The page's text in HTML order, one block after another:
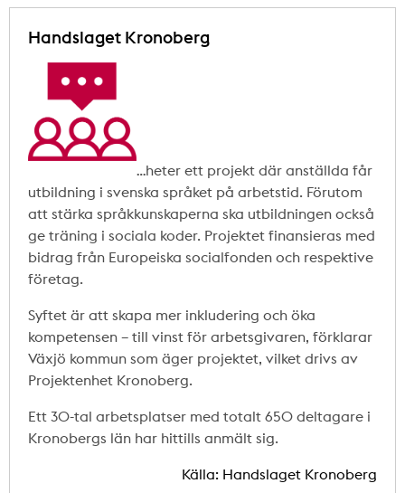
Handslaget Kronoberg
…heter ett projekt där anställda får
utbildning i svenska språket på arbetstid. Förutom
att stärka språkkunskaperna ska utbildningen också
ge träning i sociala koder. Projektet finansieras med
bidrag från Europeiska socialfonden och respektive
företag.
Syftet är att skapa mer inkludering och öka
kompetensen – till vinst för arbetsgivaren, förklarar
Växjö kommun som äger projektet, vilket drivs av
Projektenhet Kronoberg.
Ett 30-tal arbetsplatser med totalt 650 deltagare i
Kronobergs län har hittills anmält sig.
Källa: Handslaget Kronoberg